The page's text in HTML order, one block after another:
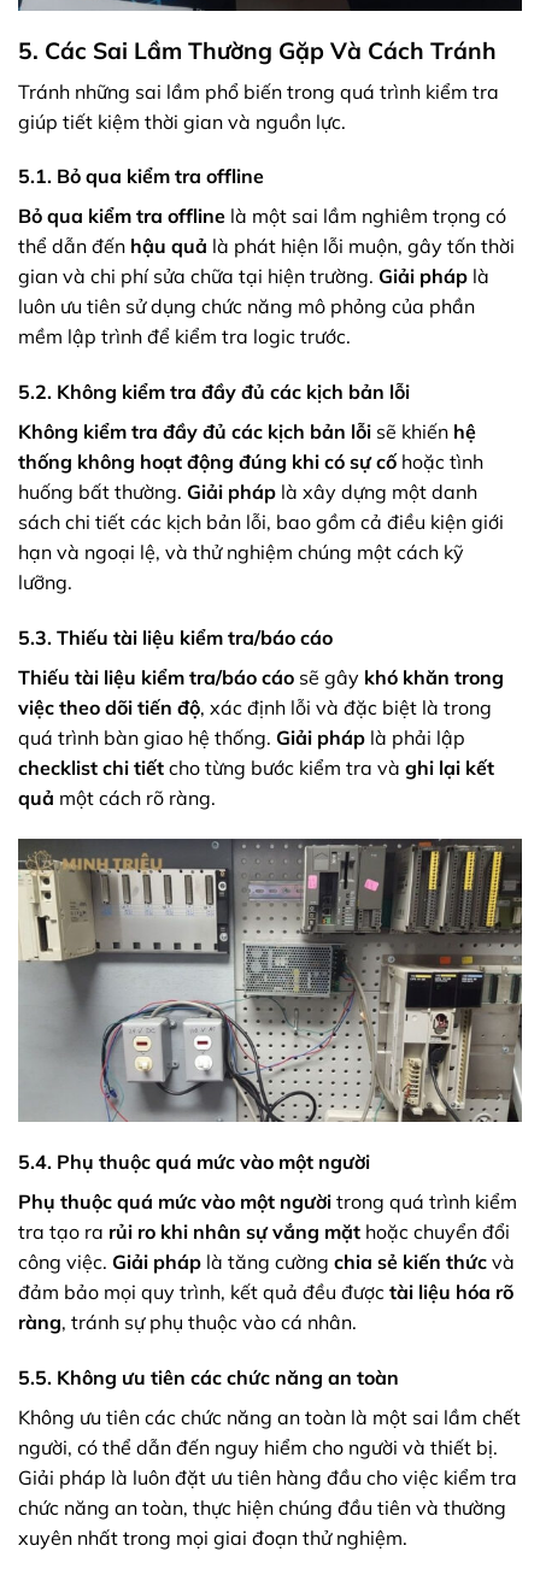
5. Các Sai Lầm Thường Gặp Và Cách Tránh
Tránh những sai lầm phổ biến trong quá trình kiểm tra
giúp tiết kiệm thời gian và nguồn lực.
5.1. Bỏ qua kiểm tra offline
Bỏ qua kiểm tra offline là một sai lầm nghiêm trọng có
thể dẫn đến hậu quả là phát hiện lỗi muộn, gây tốn thời
gian và chi phí sửa chữa tại hiện trường. Giải pháp là
luôn ưu tiên sử dụng chức năng mô phỏng của phần
mềm lập trình để kiểm tra logic trước.
5.2. Không kiểm tra đầy đủ các kịch bản lỗi
Không kiểm tra đầy đủ các kịch bản lỗi sẽ khiến hệ
thống không hoạt động đúng khi có sự cốhoặc tình
huống bất thường. Giải pháp là xây dựng một danh
sách chi tiết các kịch bản lỗi, bao gồm cả điều kiện giới
hạn và ngoại lệ, và thử nghiệm chúng một cách kỹ
lưỡng.
5.3. Thiếu tài liệu kiểm tra/báo cáo
Thiếu tài liệu kiểm tra/báo cáo sẽ gây khó khăn trong
việc theo dõi tiến độ, xác định lỗi và đặc biệt là trong
quá trình bàn giao hệ thống. Giải pháp là phải lập
checklist chi tiết cho từng bước kiểm tra và ghi lại kết
quả một cách rõ ràng.
5.4. Phụ thuộc quá mức vào một người
Phụ thuộc quá mức vào một người trong quá trình kiểm
tra tạo ra rủi ro khi nhân sự vắng mặt hoặc chuyển đổi
công việc. Giải pháp là tăng cường chia sẻ kiến thức và
đảm bảo mọi quy trình, kết quả đều được tài liệu hóa rõ
ràng, tránh sự phụ thuộc vào cá nhân.
5.5. Không ưu tiên các chức năng an toàn
Không ưu tiên các chức năng an toàn là một sai lầm chết
người, có thể dẫn đến nguy hiểm cho người và thiết bị.
Giải pháp là luôn đặt ưu tiên hàng đầu cho việc kiểm tra
chức năng an toàn, thực hiện chúng đầu tiên và thường
xuyên nhất trong mọi giai đoạn thử nghiệm.